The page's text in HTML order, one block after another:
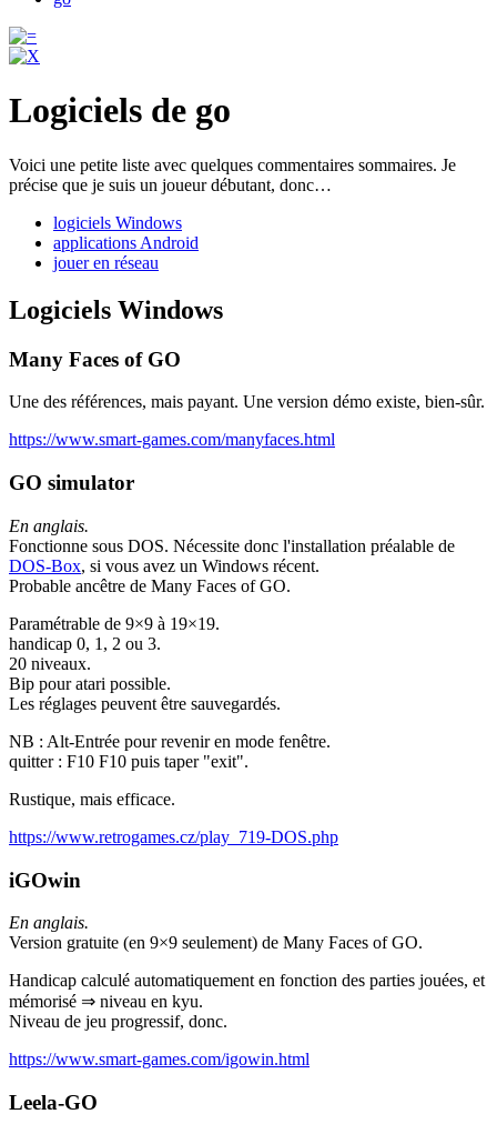
Logiciels de go
Voici une petite liste avec quelques commentaires sommaires. Je
précise que je suis un joueur débutant, donc…
logiciels Windows
applications Android
jouer en réseau
Logiciels Windows
Many Faces of GO
Une des références, mais payant. Une version démo existe, bien-sûr.
https://www.smart-games.com/manyfaces.html
GO simulator
En anglais.
Fonctionne sous DOS. Nécessite donc l'installation préalable de
DOS-Box, si vous avez un Windows récent.
Probable ancêtre de Many Faces of GO.
Paramétrable de 9×9 à 19×19.
handicap 0, 1, 2 ou 3.
20 niveaux.
Bip pour atari possible.
Les réglages peuvent être sauvegardés.
NB : Alt-Entrée pour revenir en mode fenêtre.
quitter : F10 F10 puis taper "exit".
Rustique, mais efficace.
https://www.retrogames.cz/play_719-DOS.php
iGOwin
En anglais.
Version gratuite (en 9×9 seulement) de Many Faces of GO.
Handicap calculé automatiquement en fonction des parties jouées, et
mémorisé ⇒ niveau en kyu.
Niveau de jeu progressif, donc.
https://www.smart-games.com/igowin.html
Leela-GO